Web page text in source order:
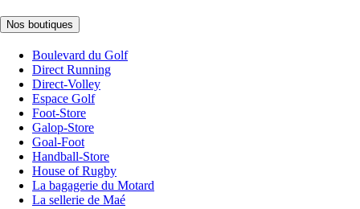
Nos boutiques
Boulevard du Golf
Direct Running
Direct-Volley
Espace Golf
Foot-Store
Galop-Store
Goal-Foot
Handball-Store
House of Rugby
La bagagerie du Motard
La sellerie de Maé